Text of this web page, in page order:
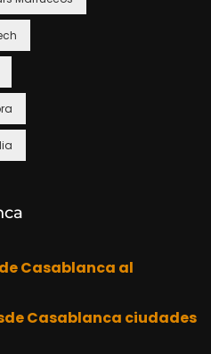
Casablanca al
Casablanca ciudades